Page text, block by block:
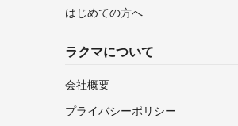
はじめての方へ
ラクマについて
会社概要
プライバシーポリシー